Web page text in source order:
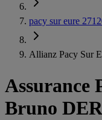
pacy sur eure
Allianz Pacy Sur
Assurance
Bruno